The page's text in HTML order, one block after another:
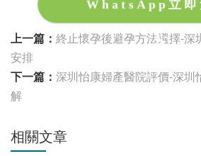
WhatsApp立即
上一篇： 終止懷孕後避孕方法選擇-深
安排
下一篇： 深圳怡康婦產醫院評價-深圳
解
相關文章